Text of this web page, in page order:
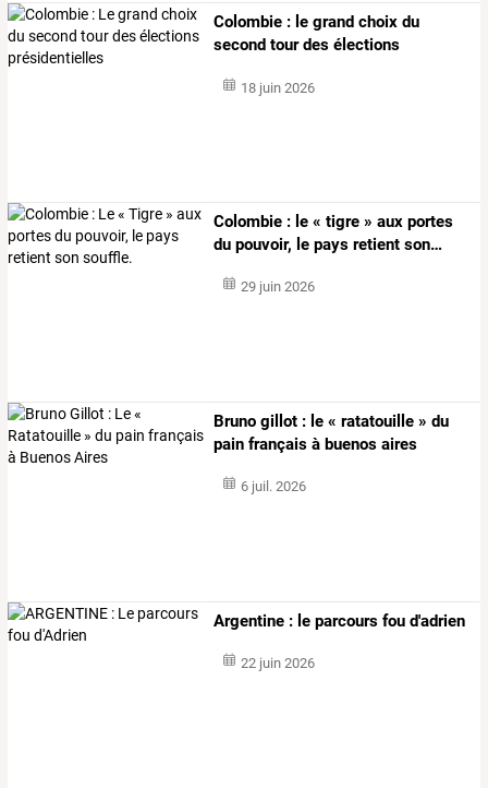
Colombie : le grand choix du
second tour des élections
18 juin 2026
Colombie : le « tigre » aux portes
du pouvoir, le pays retient son…
29 juin 2026
Bruno gillot : le « ratatouille » du
pain français à buenos aires
6 juil. 2026
Argentine : le parcours fou d'adrien
22 juin 2026